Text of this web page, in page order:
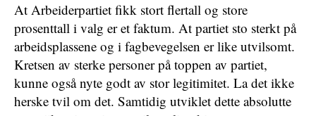
At Arbeiderpartiet fikk stort flertall og store
prosenttall i valg er et faktum. At partiet sto sterkt på
arbeidsplassene og i fagbevegelsen er like utvilsomt.
Kretsen av sterke personer på toppen av partiet,
kunne også nyte godt av stor legitimitet. La det ikke
herske tvil om det. Samtidig utviklet dette absolutte